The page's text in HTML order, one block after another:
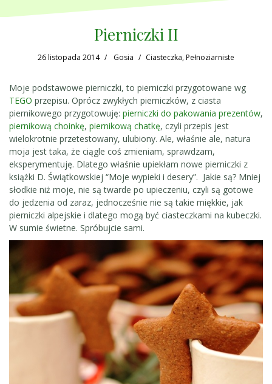
Pierniczki II
26 listopada 2014 Gosia Ciasteczka,Pełnoziarniste
Moje podstawowe pierniczki, to pierniczki przygotowane wg
TEGO przepisu. Oprócz zwykłych pierniczków, z ciasta
piernikowego przygotowuję: pierniczki do pakowania prezentów,
piernikową choinkę, piernikową chatkę, czyli przepis jest
wielokrotnie przetestowany, ulubiony. Ale, właśnie ale, natura
moja jest taka, że ciągle coś zmieniam, sprawdzam,
eksperymentuję. Dlatego właśnie upiekłam nowe pierniczki z
książki D. Świątkowskiej “Moje wypieki i desery”. Jakie są? Mniej
słodkie niż moje, nie są twarde po upieczeniu, czyli są gotowe
do jedzenia od zaraz, jednocześnie nie są takie miękkie, jak
pierniczki alpejskie i dlatego mogą być ciasteczkami na kubeczki.
W sumie świetne. Spróbujcie sami.